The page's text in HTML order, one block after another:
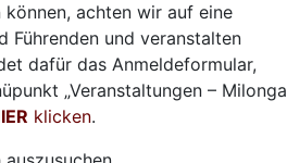
achten wir auf eine
Führenden und veranstalten
dafür das Anmeldeformular,
„Veranstaltungen – Milonga
klicken.